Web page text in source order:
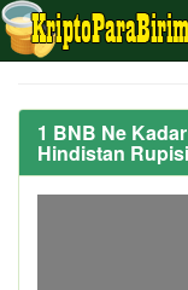
1 BNB Ne
Hindistan